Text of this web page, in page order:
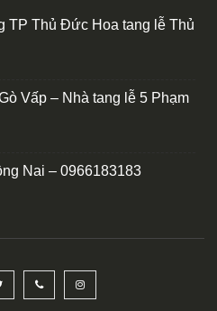
TP Thủ Đức Hoa tang lễ Thủ
Vấp – Nhà tang lễ 5 Phạm
Nai – 0966183183